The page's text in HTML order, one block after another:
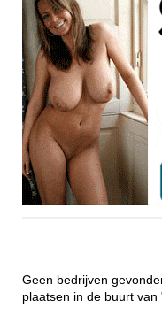
Geen bedrijven
plaatsen in de buurt van